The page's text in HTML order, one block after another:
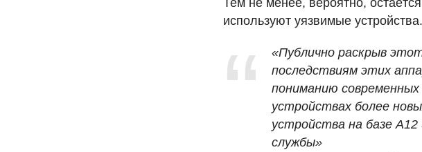
используют уязвимые устройства.
«Публично раскрыв
последствиям этих
пониманию
устройствах более
устройства на базе
службы»